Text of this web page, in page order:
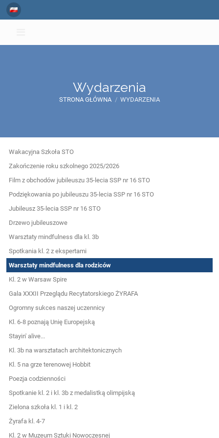
Wydarzenia
STRONA GŁÓWNA / WYDARZENIA
Wydarzenia
Wakacyjna Szkoła STO
Zakończenie roku szkolnego 2025/2026
Film z obchodów jubileuszu 35-lecia SSP nr 16 STO
Podziękowania po jubileuszu 35-lecia SSP nr 16 STO
Jubileusz 35-lecia SSP nr 16 STO
Drzewo jubileuszowe
Warsztaty mindfulness dla kl. 3b
Spotkania kl. 2 z ekspertami
Warsztaty mindfulness dla rodziców
Kl. 2 w Warsaw Spire
Gala XXXII Przeglądu Recytatorskiego ŻYRAFA
Ogromny sukces naszej uczennicy
Kl. 6-8 poznają Unię Europejską
Stayin' alive...
Kl. 3b na warsztatach architektonicznych
Kl. 5 na grze terenowej Hobbit
Poezja codzienności
Spotkanie kl. 2 i kl. 3b z medalistką olimpijską
Zielona szkoła kl. 1 i kl. 2
Żyrafa kl. 4-7
Kl. 2 w Muzeum Sztuki Nowoczesnej